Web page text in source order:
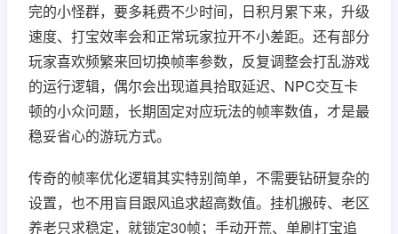
完的小怪群，要多耗费不少时间，日积月累下来，升级
速度、打宝效率会和正常玩家拉开不小差距。还有部分
玩家喜欢频繁来回切换帧率参数，反复调整会打乱游戏
的运行逻辑，偶尔会出现道具拾取延迟、NPC交互卡
顿的小众问题，长期固定对应玩法的帧率数值，才是最
稳妥省心的游玩方式。
传奇的帧率优化逻辑其实特别简单，不需要钻研复杂的
设置，也不用盲目跟风追求超高数值。挂机搬砖、老区
养老只求稳定，就锁定30帧；手动开荒、单刷打宝追